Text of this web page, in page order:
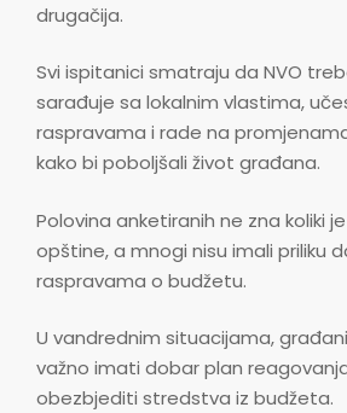
drugačija.
Svi ispitanici smatraju da NVO
sarađuje sa lokalnim vlastima,
raspravama i rade na
kako bi poboljšali život građana.
Polovina anketiranih ne zna koliki
opštine, a mnogi nisu imali priliku
raspravama o budžetu.
U vandrednim situacijama,
važno imati dobar plan
obezbjediti stredstva iz budžeta.